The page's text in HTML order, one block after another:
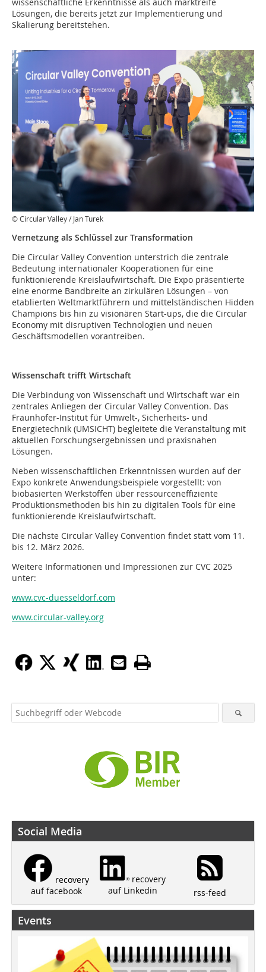
Lösungen, die bereits jetzt zur Implementierung und
Skalierung bereitstehen.
© Circular Valley / Jan Turek
Vernetzung als Schlüssel zur Transformation
Die Circular Valley Convention unterstrich die zentrale
Bedeutung internationaler Kooperationen für eine
funktionierende Kreislaufwirtschaft. Die Expo präsentierte
eine enorme Bandbreite an zirkulären Lösungen – von
etablierten Weltmarktführern und mittelständischen Hidden
Champions bis hin zu visionären Start-ups, die die Circular
Economy mit disruptiven Technologien und neuen
Geschäftsmodellen vorantreiben.
Wissenschaft trifft Wirtschaft
Die Verbindung von Wissenschaft und Wirtschaft war ein
zentrales Anliegen der Circular Valley Convention. Das
Fraunhofer-Institut für Umwelt-, Sicherheits- und
Energietechnik (UMSICHT) begleitete die Veranstaltung mit
aktuellen Forschungsergebnissen und praxisnahen
Lösungen.
Neben wissenschaftlichen Erkenntnissen wurden auf der
Expo konkrete Anwendungsbeispiele vorgestellt: von
biobasierten Werkstoffen über ressourceneffiziente
Produktionsmethoden bis hin zu digitalen Tools für eine
funktionierende Kreislaufwirtschaft.
Die nächste Circular Valley Convention findet statt vom 11.
bis 12. März 2026.
Weitere Informationen und Impressionen zur CVC 2025
unter:
www.cvc-duesseldorf.com
www.circular-valley.org
Social Media
recovery
auf facebook
recovery
auf Linkedin
rss-feed
Events